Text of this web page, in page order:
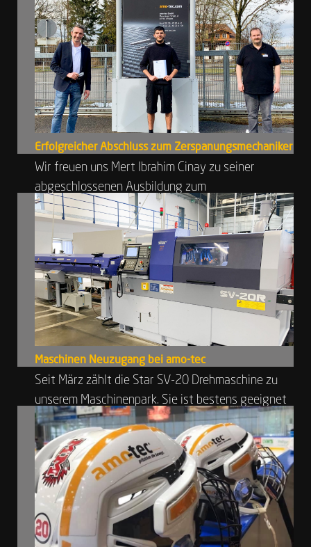
Gesundheitsmanagements der SFB Group besteht
für unsere Mitarbeiterinnen und Mitarbeiter di...
Erfolgreicher Abschluss zum Zerspanungsmechaniker
Wir freuen uns Mert Ibrahim Cinay zu seiner
abgeschlossenen Ausbildung zum
Zerspanungsmechaniker gratulieren zu dürfen....
Maschinen Neuzugang bei amo-tec
Seit März zählt die Star SV-20 Drehmaschine zu
unserem Maschinenpark. Sie ist bestens geeignet
für hochkomplexe Werks...